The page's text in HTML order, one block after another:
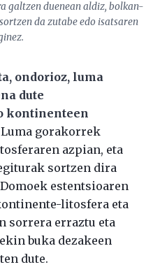
galtzen duenean aldiz, bolkan-
da zutabe edo isatsaren
ondorioz, luma
dute
kontinenteen
Luma gorakorrek
azpian, eta
sortzen dira
estentsioaren
litosfera eta
sorrera erraztu eta
buka dezakeen
dute.